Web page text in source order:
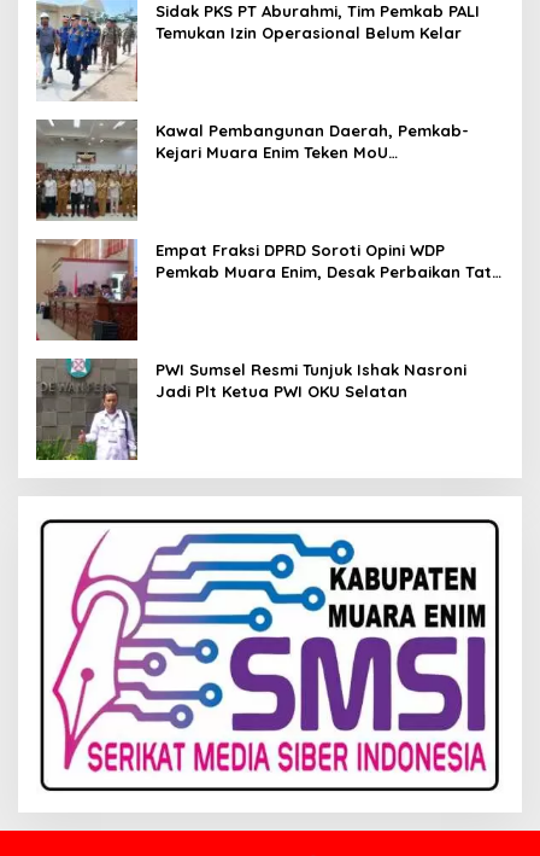
Sidak PKS PT Aburahmi, Tim Pemkab PALI
Temukan Izin Operasional Belum Kelar
Kawal Pembangunan Daerah, Pemkab-
Kejari Muara Enim Teken MoU
Empat Fraksi DPRD Soroti Opini WDP
Pemkab Muara Enim, Desak Perbaikan Tata
PWI Sumsel Resmi Tunjuk Ishak Nasroni
Jadi Plt Ketua PWI OKU Selatan